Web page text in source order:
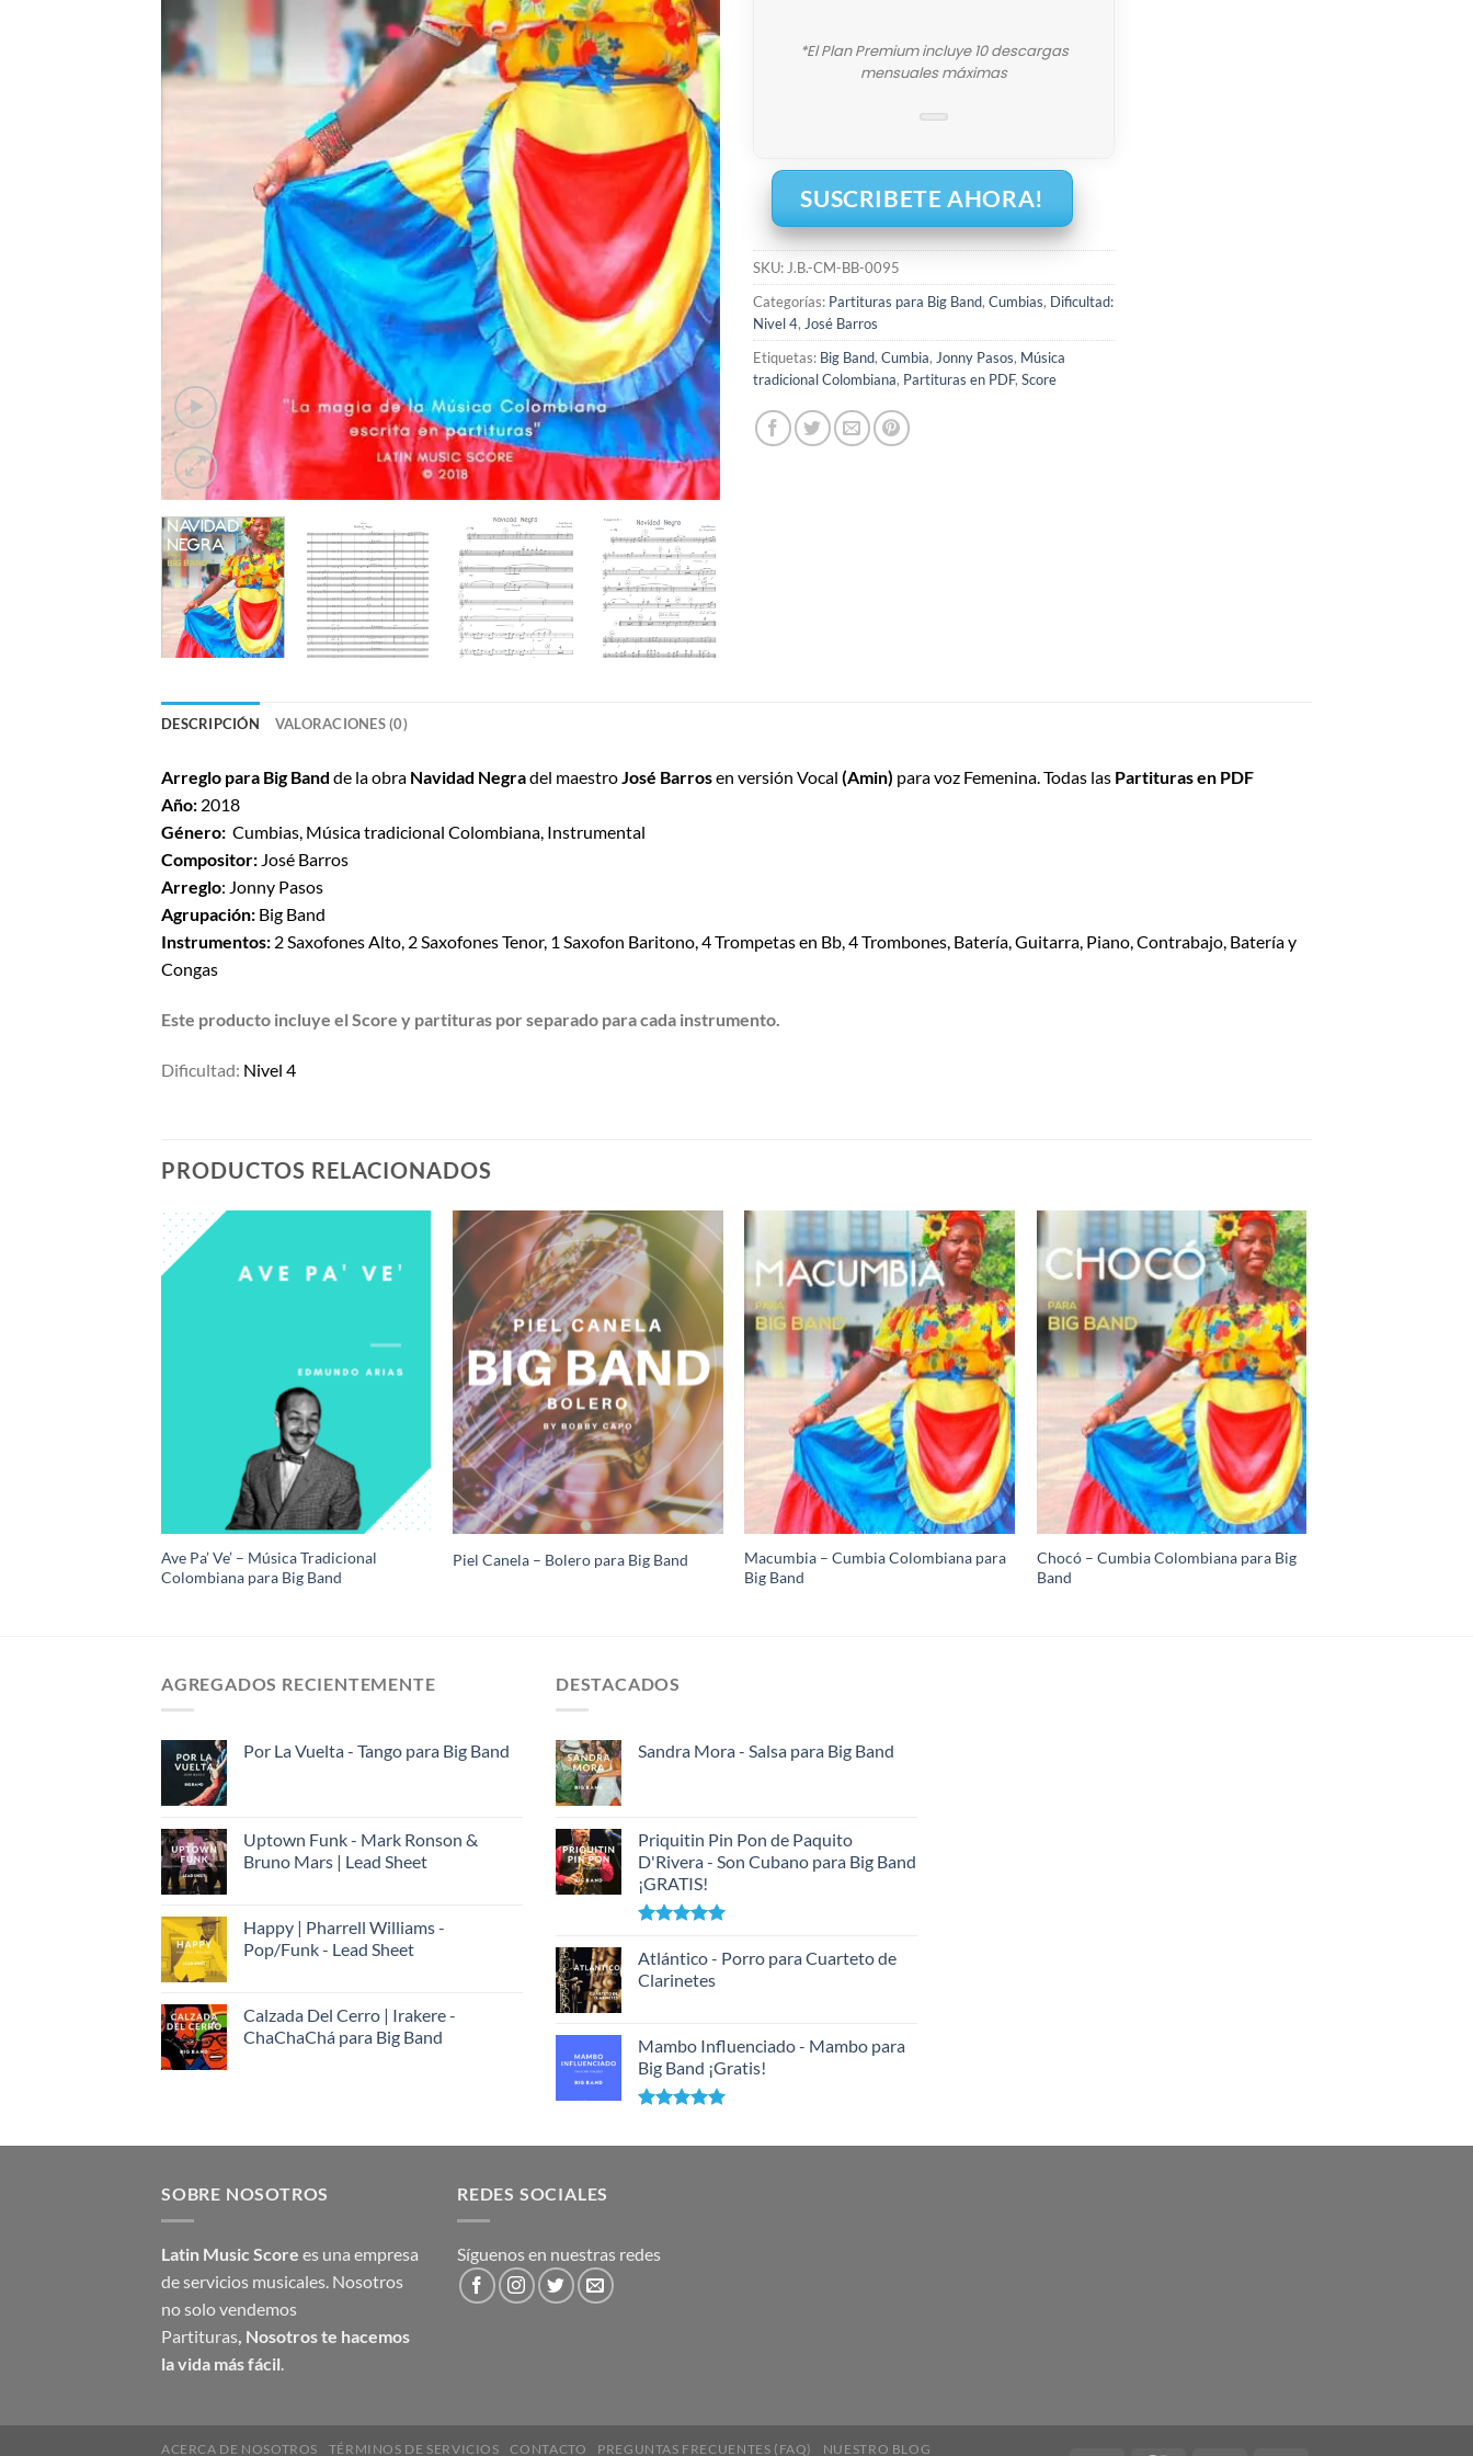
*El Plan Premium incluye 10 descargas
mensuales máximas
SUSCRIBETE AHORA!
SKU: J.B.-CM-BB-0095
Categorías: Partituras para Big Band, Cumbias, Dificultad:
Nivel 4, José Barros
Etiquetas: Big Band, Cumbia, Jonny Pasos, Música
tradicional Colombiana, Partituras en PDF, Score
DESCRIPCIÓN VALORACIONES (0)
Arreglo para Big Band de la obra Navidad Negradel maestroJosé Barrosen versión Vocal (Amin) para voz Femenina.Todas las Partituras en PDF
Año: 2018
Género: Cumbias, Música tradicional Colombiana, Instrumental
Compositor: José Barros
Arreglo: Jonny Pasos
Agrupación: Big Band
Instrumentos: 2 Saxofones Alto, 2 Saxofones Tenor, 1 Saxofon Baritono, 4 Trompetas en Bb, 4 Trombones, Batería, Guitarra, Piano, Contrabajo, Batería y
Congas
Este producto incluye el Score y partituras por separado para cada instrumento.
Dificultad: Nivel 4
PRODUCTOS RELACIONADOS
Ave Pa’ Ve’ – Música Tradicional
Colombiana para Big Band
Piel Canela – Bolero para Big Band
Macumbia – Cumbia Colombiana para
Big Band
Chocó – Cumbia Colombiana para Big
Band
AGREGADOS RECIENTEMENTE
Por La Vuelta - Tango para Big Band
Uptown Funk - Mark Ronson &
Bruno Mars | Lead Sheet
Happy | Pharrell Williams -
Pop/Funk - Lead Sheet
Calzada Del Cerro | Irakere -
ChaChaChá para Big Band
DESTACADOS
Sandra Mora - Salsa para Big Band
Priquitin Pin Pon de Paquito
D'Rivera - Son Cubano para Big Band
¡GRATIS!
con5.00
de 5
Atlántico - Porro para Cuarteto de
Clarinetes
Mambo Influenciado - Mambo para
Big Band ¡Gratis!
SOBRE NOSOTROS
Latin Music Score es una empresa
de servicios musicales. Nosotros
no solo vendemos
Partituras Nosotros te hacemos
la vida más fácil
REDES SOCIALES
Síguenos en nuestras redes
ACERCA DE NOSOTROS TÉRMINOS DE SERVICIOS CONTACTO PREGUNTAS FRECUENTES (FAQ) NUESTRO BLOG